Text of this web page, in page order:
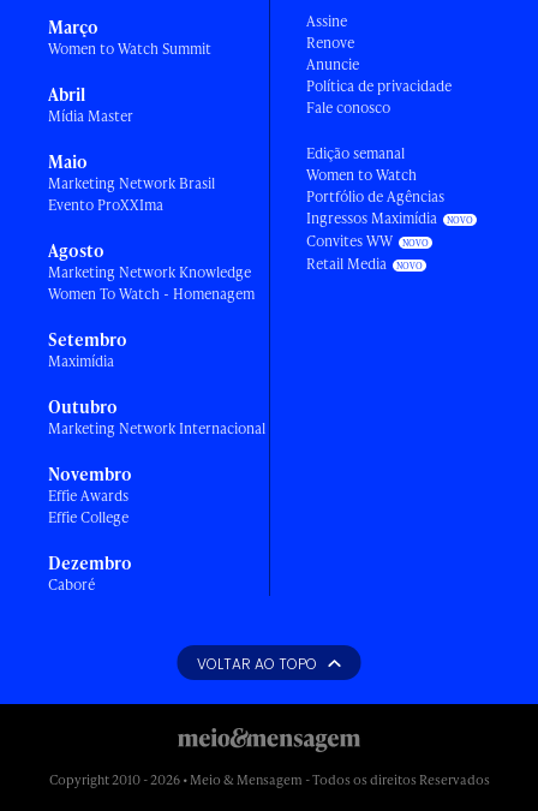
Março
Women to Watch Summit
Abril
Mídia Master
Maio
Marketing Network Brasil
Evento ProXXIma
Agosto
Marketing Network Knowledge
Women To Watch - Homenagem
Setembro
Maximídia
Outubro
Marketing Network Internacional
Novembro
Effie Awards
Effie College
Dezembro
Caboré
Assine
Renove
Anuncie
Política de privacidade
Fale conosco
Edição semanal
Women to Watch
Portfólio de Agências
Ingressos Maximídia
Convites WW
Retail Media
VOLTAR AO TOPO
Copyright 2010 - 2026 • Meio & Mensagem - Todos os direitos Reservados